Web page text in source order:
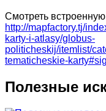
Смотреть
http://mapfactory.tj/
karty-i-atlasy/globus-
politicheskij/itemlist/
tematicheskie-
Полезные